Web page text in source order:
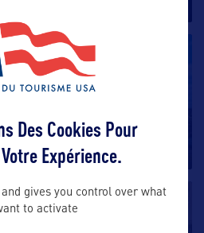
ville de Charleston en
Des Cookies Pour
Expérience.
and gives you control over what
to activate